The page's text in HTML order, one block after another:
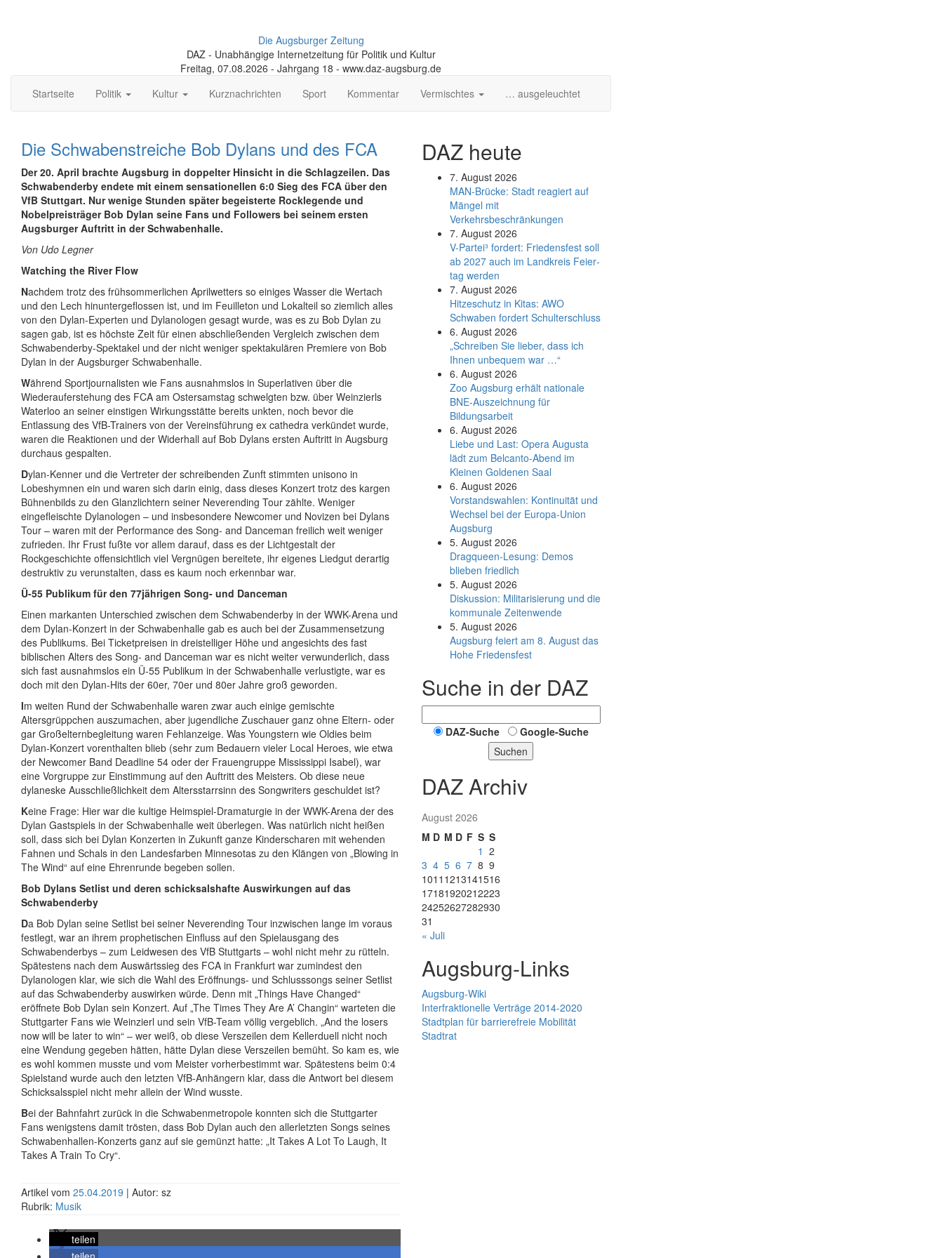
Die Augsburger Zeitung
DAZ - Unabhängige Internetzeitung für Politik und Kultur
Freitag, 07.08.2026 - Jahrgang 18 - www.daz-augsburg.de
Startseite
Politik Kultur Kurznachrichten Sport Kommentar Vermischtes … ausgeleuchtet
Die Schwabenstreiche Bob Dylans und des FCA
Der 20. April brachte Augsburg in doppelter Hinsicht in die Schlagzeilen. Das
Schwabenderby endete mit einem sensationellen 6:0 Sieg des FCA über den
VfB Stuttgart. Nur wenige Stunden später begeisterte Rocklegende und
Nobelpreisträger Bob Dylan seine Fans und Followers bei seinem ersten
Augsburger Auftritt in der Schwabenhalle.
Von Udo Legner
Watching the River Flow
Nachdem trotz des frühsommerlichen Aprilwetters so einiges Wasser die Wertach
und den Lech hinuntergeflossen ist, und im Feuilleton und Lokalteil so ziemlich alles
von den Dylan-Experten und Dylanologen gesagt wurde, was es zu Bob Dylan zu
sagen gab, ist es höchste Zeit für einen abschließenden Vergleich zwischen dem
Schwabenderby-Spektakel und der nicht weniger spektakulären Premiere von Bob
Dylan in der Augsburger Schwabenhalle.
Während Sportjournalisten wie Fans ausnahmslos in Superlativen über die
Wiederauferstehung des FCA am Ostersamstag schwelgten bzw. über Weinzierls
Waterloo an seiner einstigen Wirkungsstätte bereits unkten, noch bevor die
Entlassung des VfB-Trainers von der Vereinsführung ex cathedra verkündet wurde,
waren die Reaktionen und der Widerhall auf Bob Dylans ersten Auftritt in Augsburg
durchaus gespalten.
Dylan-Kenner und die Vertreter der schreibenden Zunft stimmten unisono in
Lobeshymnen ein und waren sich darin einig, dass dieses Konzert trotz des kargen
Bühnenbilds zu den Glanzlichtern seiner Neverending Tour zählte. Weniger
eingefleischte Dylanologen – und insbesondere Newcomer und Novizen bei Dylans
Tour – waren mit der Performance des Song- and Danceman freilich weit weniger
zufrieden. Ihr Frust fußte vor allem darauf, dass es der Lichtgestalt der
Rockgeschichte offensichtlich viel Vergnügen bereitete, ihr eigenes Liedgut derartig
destruktiv zu verunstalten, dass es kaum noch erkennbar war.
Ü-55 Publikum für den 77jährigen Song- und Danceman
Einen markanten Unterschied zwischen dem Schwabenderby in der WWK-Arena und
dem Dylan-Konzert in der Schwabenhalle gab es auch bei der Zusammensetzung
des Publikums. Bei Ticketpreisen in dreistelliger Höhe und angesichts des fast
biblischen Alters des Song- and Danceman war es nicht weiter verwunderlich, dass
sich fast ausnahmslos ein Ü-55 Publikum in der Schwabenhalle verlustigte, war es
doch mit den Dylan-Hits der 60er, 70er und 80er Jahre groß geworden.
Im weiten Rund der Schwabenhalle waren zwar auch einige gemischte
Altersgrüppchen auszumachen, aber jugendliche Zuschauer ganz ohne Eltern- oder
gar Großelternbegleitung waren Fehlanzeige. Was Youngstern wie Oldies beim
Dylan-Konzert vorenthalten blieb (sehr zum Bedauern vieler Local Heroes, wie etwa
der Newcomer Band Deadline 54 oder der Frauengruppe Mississippi Isabel), war
eine Vorgruppe zur Einstimmung auf den Auftritt des Meisters. Ob diese neue
dylaneske Ausschließlichkeit dem Altersstarrsinn des Songwriters geschuldet ist?
Keine Frage: Hier war die kultige Heimspiel-Dramaturgie in der WWK-Arena der des
Dylan Gastspiels in der Schwabenhalle weit überlegen. Was natürlich nicht heißen
soll, dass sich bei Dylan Konzerten in Zukunft ganze Kinderscharen mit wehenden
Fahnen und Schals in den Landesfarben Minnesotas zu den Klängen von „Blowing in
The Wind“ auf eine Ehrenrunde begeben sollen.
Bob Dylans Setlist und deren schicksalshafte Auswirkungen auf das
Schwabenderby
Da Bob Dylan seine Setlist bei seiner Neverending Tour inzwischen lange im voraus
festlegt, war an ihrem prophetischen Einfluss auf den Spielausgang des
Schwabenderbys – zum Leidwesen des VfB Stuttgarts – wohl nicht mehr zu rütteln.
Spätestens nach dem Auswärtssieg des FCA in Frankfurt war zumindest den
Dylanologen klar, wie sich die Wahl des Eröffnungs- und Schlusssongs seiner Setlist
auf das Schwabenderby auswirken würde. Denn mit „Things Have Changed“
eröffnete Bob Dylan sein Konzert. Auf „The Times They Are A’ Changin“ warteten die
Stuttgarter Fans wie Weinzierl und sein VfB-Team völlig vergeblich. „And the losers
now will be later to win“ – wer weiß, ob diese Verszeilen dem Kellerduell nicht noch
eine Wendung gegeben hätten, hätte Dylan diese Verszeilen bemüht. So kam es, wie
es wohl kommen musste und vom Meister vorherbestimmt war. Spätestens beim 0:4
Spielstand wurde auch den letzten VfB-Anhängern klar, dass die Antwort bei diesem
Schicksalsspiel nicht mehr allein der Wind wusste.
Bei der Bahnfahrt zurück in die Schwabenmetropole konnten sich die Stuttgarter
Fans wenigstens damit trösten, dass Bob Dylan auch den allerletzten Songs seines
Schwabenhallen-Konzerts ganz auf sie gemünzt hatte: „It Takes A Lot To Laugh, It
Takes A Train To Cry“.
Artikel vom 25.04.2019 | Autor: sz
Rubrik: Musik
teilen
DAZ heute
7. August 2026
MAN-Brücke: Stadt reagiert auf
Mängel mit
Verkehrsbeschränkungen
7. August 2026
V-Partei­³ fordert: Friedens­fest soll
ab 2027 auch im Land­kreis Feier­
tag werden
7. August 2026
Hitzeschutz in Kitas: AWO
Schwaben fordert Schulterschluss
6. August 2026
„Schreiben Sie lieber, dass ich
Ihnen unbequem war …“
6. August 2026
Zoo Augsburg erhält nationale
BNE-Auszeichnung für
Bildungsarbeit
6. August 2026
Liebe und Last: Opera Augusta
lädt zum Belcanto-Abend im
Kleinen Goldenen Saal
6. August 2026
Vorstandswahlen: Kontinuität und
Wechsel bei der Europa-Union
Augsburg
5. August 2026
Dragqueen-Lesung: Demos
blieben friedlich
5. August 2026
Diskussion: Mi­li­ta­ri­sie­rung und die
kommunale Zeitenwende
5. August 2026
Augsburg feiert am 8. August das
Hohe Friedensfest
Suche in der DAZ
DAZ-Suche
Google-Suche
Suchen
DAZ Archiv
August 2026
M D M D F S S
1 2
3 4 5 6 7 8 9
1011 1213141516
17181920212223
24252627282930
31
« Juli
Augsburg-Links
Augsburg-Wiki
Interfraktionelle Verträge 2014-2020
Stadtplan für barrierefreie Mobilität
Stadtrat